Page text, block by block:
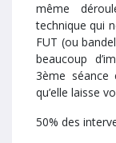
même
technique qui
FUT (ou
beaucoup
3ème séance
qu’elle laisse
50% des